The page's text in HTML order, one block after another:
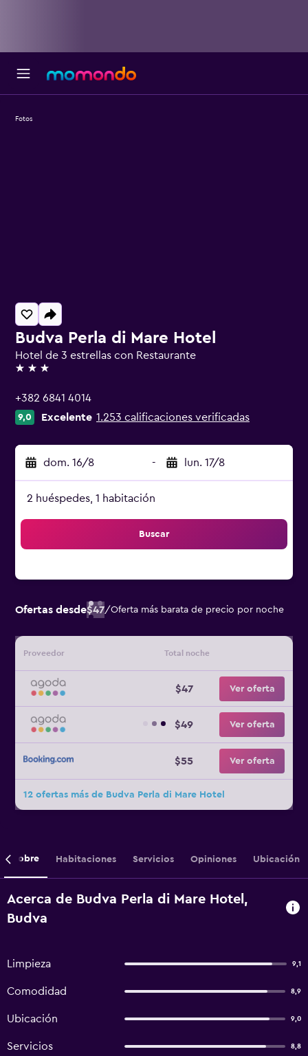
Budva Perla di Mare Hotel
Hotel de 3 estrellas con Restaurante
3 estrellas
+382 6841 4014
9,0 Excelente 1.253 calificaciones verificadas
dom. 16/8 - lun. 17/8
2 huéspedes, 1 habitación
Buscar
Ofertas desde$47/Oferta más barata de precio por noche
Proveedor Total noche
$47 Ver oferta
$49 Ver oferta
$55 Ver oferta
12 ofertas más de Budva Perla di Mare Hotel
Fotos
Sobre Habitaciones Servicios Opiniones Ubicación
Acerca de Budva Perla di Mare Hotel,
Budva
Limpieza 9,1
Comodidad 8,9
Ubicación 9,0
Servicios 8,8